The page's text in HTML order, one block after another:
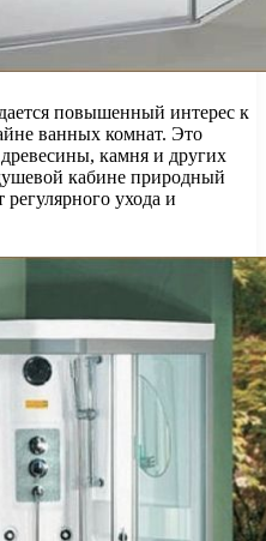
повышенный интерес к
ванных комнат. Это
камня и других
кабине природный
ухода и